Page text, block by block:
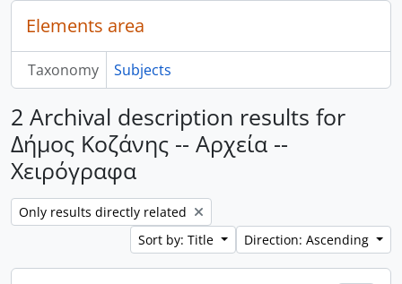
Elements area
Taxonomy Subjects
2 Archival description results for
Δήμος Κοζάνης -- Αρχεία --
Χειρόγραφα
Remove filter:
Only results directly related
Sort by: Title
Direction: Ascending